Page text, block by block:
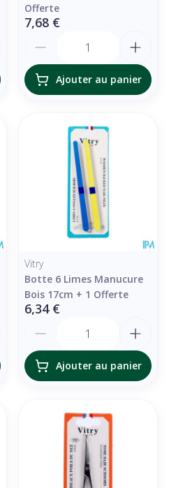
Offerte
7,68 €
Ajouter au panier
Vitry
Botte 6 Limes Manucure
Bois 17cm + 1 Offerte
6,34 €
Ajouter au panier